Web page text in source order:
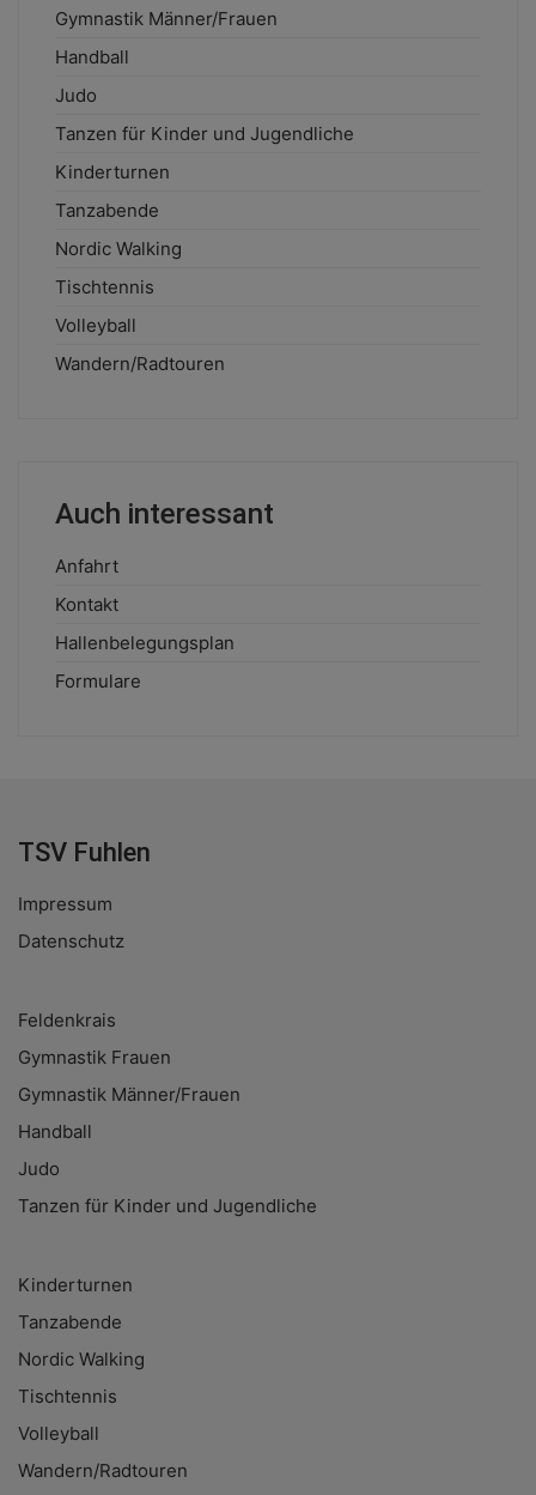
Gymnastik Männer/Frauen
Handball
Judo
Tanzen für Kinder und Jugendliche
Kinderturnen
Tanzabende
Nordic Walking
Tischtennis
Volleyball
Wandern/Radtouren
Auch interessant
Anfahrt
Kontakt
Hallenbelegungsplan
Formulare
TSV Fuhlen
Impressum
Datenschutz
Feldenkrais
Gymnastik Frauen
Gymnastik Männer/Frauen
Handball
Judo
Tanzen für Kinder und Jugendliche
Kinderturnen
Tanzabende
Nordic Walking
Tischtennis
Volleyball
Wandern/Radtouren